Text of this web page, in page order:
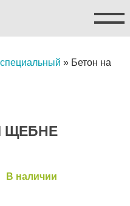
» Бетон на
ЩЕБНЕ
В наличии